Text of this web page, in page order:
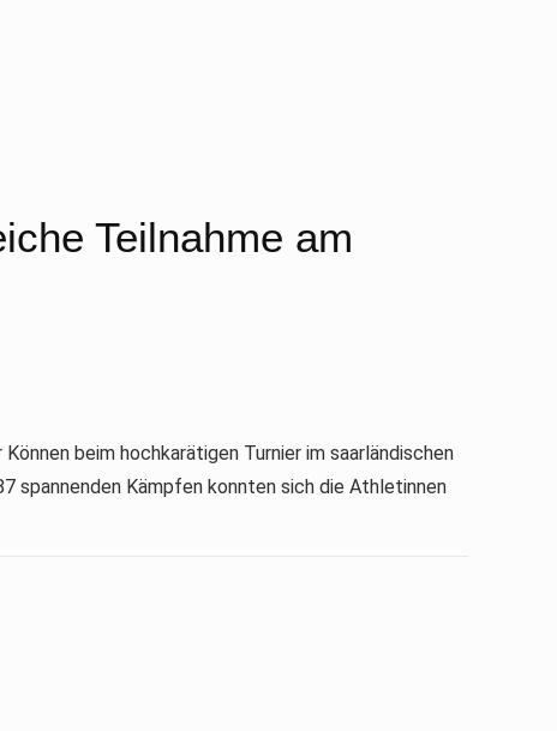
Teilnahme am
beim hochkarätigen Turnier im saarländischen
spannenden Kämpfen konnten sich die Athletinnen